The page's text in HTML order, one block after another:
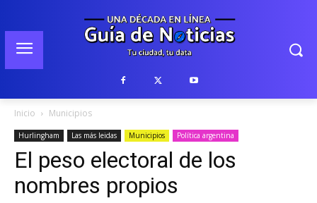
Inicio Municipios
Hurlingham Las más leidas Municipios Política argentina
El peso electoral de los
nombres propios